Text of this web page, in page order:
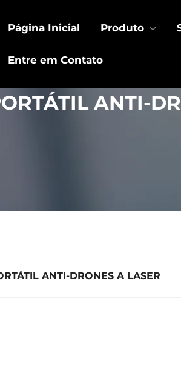
Página Inicial Produto
Entre em Contato
ANTI-
ANTI-DRONES A LASER